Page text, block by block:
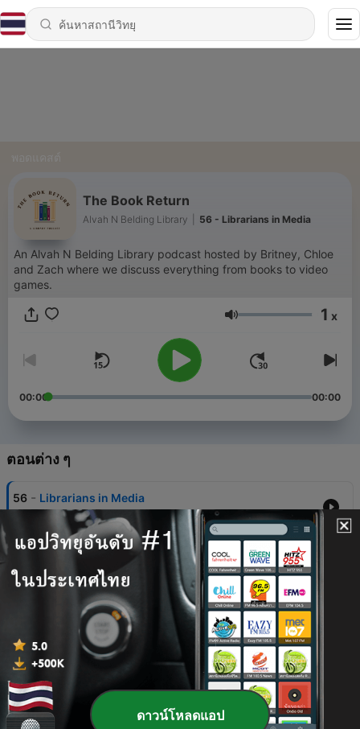
The Book Return
Alvah N Belding Library 56 - Librarians in Media
An Alvah N Belding Library podcast hosted by Britney, Chloe
and Zach where we discuss everything from books to video
games.
ระดับเสียง 1 x
00:00 00:00
ตอนต่าง ๆ
56 - Librarians in Media
15 ก.ค. 2026
55 - Domestic Thrillers
12 พฤษภาคม 2026
Genre Mashup
53 - Fandoms
10 มิ.ย. 2025
52 - Nonfiction: The 500s
14 พฤษภาคม 2025
ดาวน์โหลดแอป